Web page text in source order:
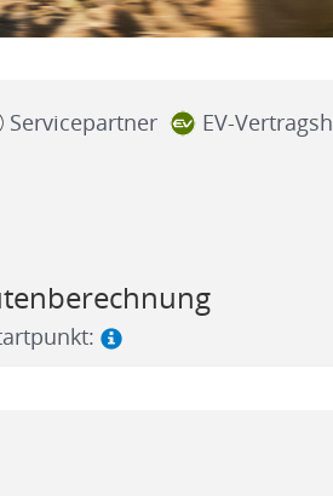
Servicepartner EV-